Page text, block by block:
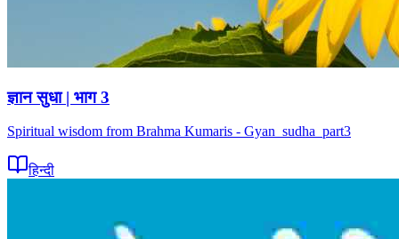
ज्ञान सुधा | भाग 3
Spiritual wisdom from Brahma Kumaris - Gyan_sudha_part3
हिन्दी